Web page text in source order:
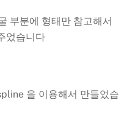
부분에 형태만 참고해서
었습니다
을 이용해서 만들었습